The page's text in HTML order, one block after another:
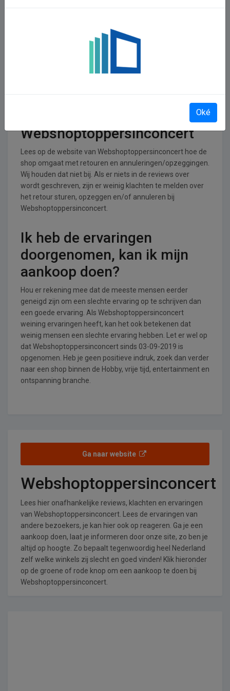
operationeel
entertainment en ontspanning branche.
Webshoptoppersinconcert
Lees op de website van Webshoptoppersinconcert hoe de
shop omgaat met retouren en annuleringen/opzeggingen.
Wij houden dat niet bij. Als er niets in de reviews over
wordt geschreven, zijn er weinig klachten te melden over
het retour sturen, opzeggen en/of annuleren bij
Webshoptoppersinconcert.
Ik heb de ervaringen
doorgenomen, kan ik mijn
aankoop doen?
Hou er rekening mee dat de meeste mensen eerder
geneigd zijn om een slechte ervaring op te schrijven dan
een goede ervaring. Als Webshoptoppersinconcert
weining ervaringen heeft, kan het ook betekenen dat
weinig mensen een slechte ervaring hebben. Let er wel op
dat Webshoptoppersinconcert sinds 03-09-2019 is
opgenomen. Heb je geen positieve indruk, zoek dan verder
naar een shop binnen de Hobby, vrije tijd, entertainment en
ontspanning branche.
Ga naar website
Webshoptoppersinconcert
Lees hier onafhankelijke reviews, klachten en ervaringen
van Webshoptoppersinconcert. Lees de ervaringen van
andere bezoekers, je kan hier ook op reageren. Ga je een
aankoop doen, laat je informeren door onze site, zo ben je
altijd op hoogte. Zo bepaalt tegenwoordig heel Nederland
zelf welke winkels zij slecht en goed vinden! Klik hieronder
op de groene of rode knop om een aankoop te doen bij
Webshoptoppersinconcert.
Oké